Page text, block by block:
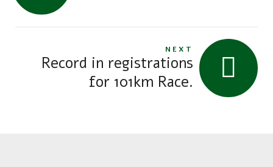
NEXT
Record in registrations
for 101km Race.